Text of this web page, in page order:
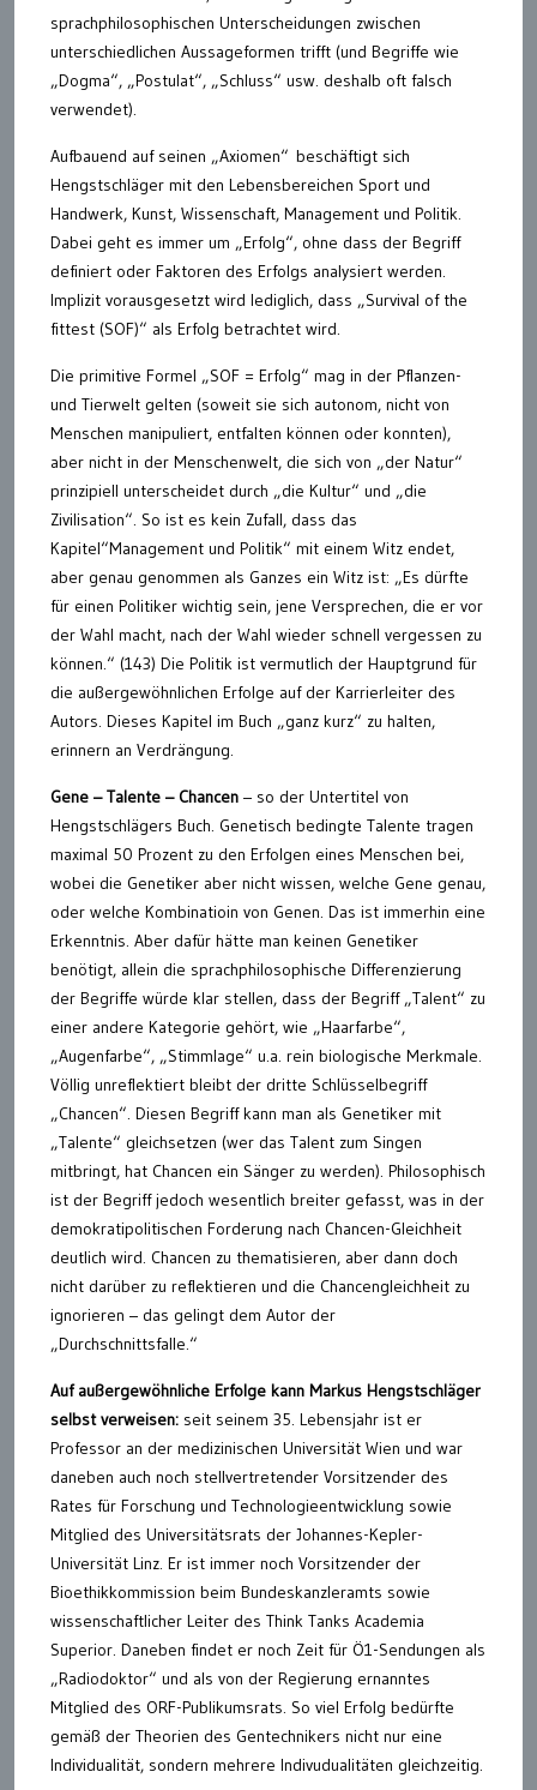
sprachphilosophischen Unterscheidungen zwischen
unterschiedlichen Aussageformen trifft (und Begriffe wie
„Dogma“, „Postulat“, „Schluss“ usw. deshalb oft falsch
verwendet).
Aufbauend auf seinen „Axiomen“ beschäftigt sich
Hengstschläger mit den Lebensbereichen Sport und
Handwerk, Kunst, Wissenschaft, Management und Politik.
Dabei geht es immer um „Erfolg“, ohne dass der Begriff
definiert oder Faktoren des Erfolgs analysiert werden.
Implizit vorausgesetzt wird lediglich, dass „Survival of the
fittest (SOF)“ als Erfolg betrachtet wird.
Die primitive Formel „SOF = Erfolg“ mag in der Pflanzen-
und Tierwelt gelten (soweit sie sich autonom, nicht von
Menschen manipuliert, entfalten können oder konnten),
aber nicht in der Menschenwelt, die sich von „der Natur“
prinzipiell unterscheidet durch „die Kultur“ und „die
Zivilisation“. So ist es kein Zufall, dass das
Kapitel“Management und Politik“ mit einem Witz endet,
aber genau genommen als Ganzes ein Witz ist: „Es dürfte
für einen Politiker wichtig sein, jene Versprechen, die er vor
der Wahl macht, nach der Wahl wieder schnell vergessen zu
können.“ (143) Die Politik ist vermutlich der Hauptgrund für
die außergewöhnlichen Erfolge auf der Karrierleiter des
Autors. Dieses Kapitel im Buch „ganz kurz“ zu halten,
erinnern an Verdrängung.
Gene – Talente – Chancen – so der Untertitel von
Hengstschlägers Buch. Genetisch bedingte Talente tragen
maximal 50 Prozent zu den Erfolgen eines Menschen bei,
wobei die Genetiker aber nicht wissen, welche Gene genau,
oder welche Kombinatioin von Genen. Das ist immerhin eine
Erkenntnis. Aber dafür hätte man keinen Genetiker
benötigt, allein die sprachphilosophische Differenzierung
der Begriffe würde klar stellen, dass der Begriff „Talent“ zu
einer andere Kategorie gehört, wie „Haarfarbe“,
„Augenfarbe“, „Stimmlage“ u.a. rein biologische Merkmale.
Völlig unreflektiert bleibt der dritte Schlüsselbegriff
„Chancen“. Diesen Begriff kann man als Genetiker mit
„Talente“ gleichsetzen (wer das Talent zum Singen
mitbringt, hat Chancen ein Sänger zu werden). Philosophisch
ist der Begriff jedoch wesentlich breiter gefasst, was in der
demokratipolitischen Forderung nach Chancen-Gleichheit
deutlich wird. Chancen zu thematisieren, aber dann doch
nicht darüber zu reflektieren und die Chancengleichheit zu
ignorieren – das gelingt dem Autor der
„Durchschnittsfalle.“
Auf außergewöhnliche Erfolge kann Markus Hengstschläger
selbst verweisen: seit seinem 35. Lebensjahr ist er
Professor an der medizinischen Universität Wien und war
daneben auch noch stellvertretender Vorsitzender des
Rates für Forschung und Technologieentwicklung sowie
Mitglied des Universitätsrats der Johannes-Kepler-
Universität Linz. Er ist immer noch Vorsitzender der
Bioethikkommission beim Bundeskanzleramts sowie
wissenschaftlicher Leiter des Think Tanks Academia
Superior. Daneben findet er noch Zeit für Ö1-Sendungen als
„Radiodoktor“ und als von der Regierung ernanntes
Mitglied des ORF-Publikumsrats. So viel Erfolg bedürfte
gemäß der Theorien des Gentechnikers nicht nur eine
Individualität, sondern mehrere Indivudualitäten gleichzeitig.